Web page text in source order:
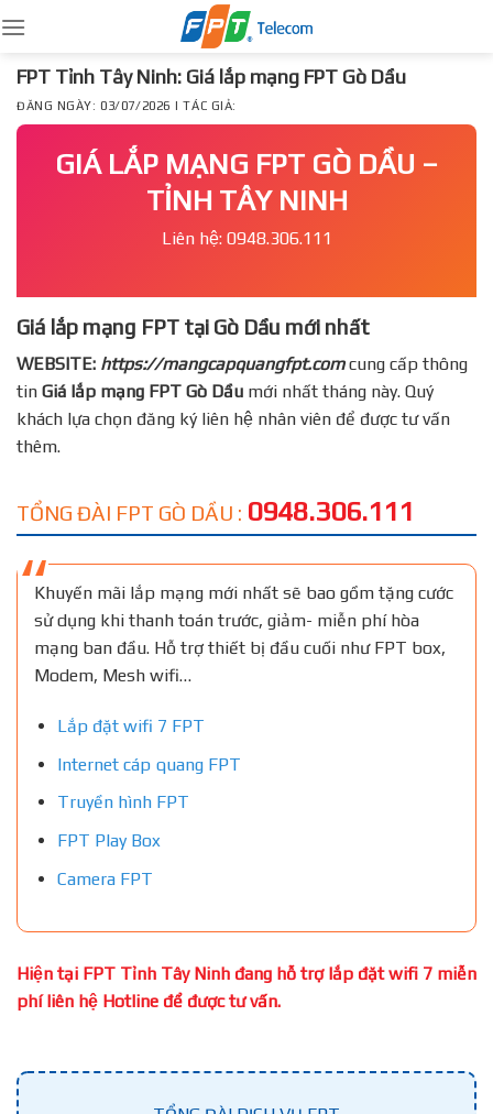
to
content
FPT Tỉnh Tây Ninh: Giá lắp mạng FPT Gò Dầu
ĐĂNG NGÀY: 03/07/2026 | TÁC GIẢ:
GIÁ LẮP MẠNG FPT GÒ DẦU –
TỈNH TÂY NINH
Liên hệ: 0948.306.111
Giá lắp mạng FPT tại Gò Dầu mới nhất
WEBSITE: https://mangcapquangfpt.comcung cấp thông
tin Giá lắp mạng FPT Gò Dầu mới nhất tháng này. Quý
khách lựa chọn đăng ký liên hệ nhân viên để được tư vấn
thêm.
TỔNG ĐÀI FPT GÒ DẦU : 0948.306.111
Khuyến mãi lắp mạng mới nhất sẽ bao gồm tặng cước
sử dụng khi thanh toán trước, giảm- miễn phí hòa
mạng ban đầu. Hỗ trợ thiết bị đầu cuối như FPT box,
Modem, Mesh wifi…
Lắp đặt wifi 7 FPT
Internet cáp quang FPT
Truyền hình FPT
FPT Play Box
Camera FPT
Hiện tại FPT Tỉnh Tây Ninh đang hỗ trợ lắp đặt wifi 7 miễn
phí liên hệ Hotline để được tư vấn.